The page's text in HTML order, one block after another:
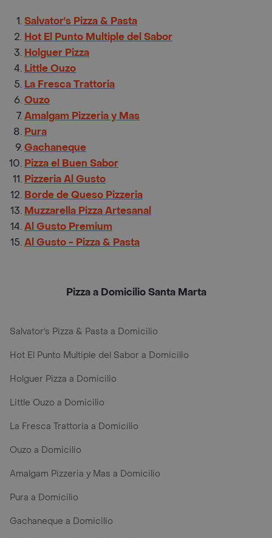
Salvator's Pizza & Pasta
Hot El Punto Multiple del Sabor
Holguer Pizza
Little Ouzo
La Fresca Trattoria
Ouzo
Amalgam Pizzeria y Mas
Pura
Gachaneque
Pizza el Buen Sabor
Pizzeria Al Gusto
Borde de Queso Pizzeria
Muzzarella Pizza Artesanal
Al Gusto Premium
Al Gusto - Pizza & Pasta
Pizza a Domicilio Santa Marta
Salvator's Pizza & Pasta a Domicilio
Hot El Punto Multiple del Sabor a Domicilio
Holguer Pizza a Domicilio
Little Ouzo a Domicilio
La Fresca Trattoria a Domicilio
Ouzo a Domicilio
Amalgam Pizzeria y Mas a Domicilio
Pura a Domicilio
Gachaneque a Domicilio